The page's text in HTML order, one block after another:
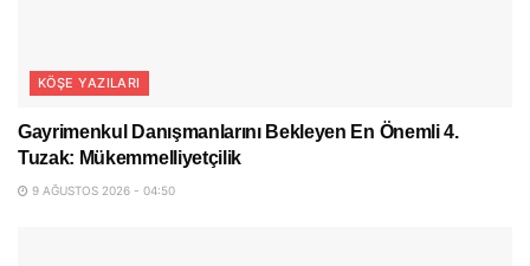
KÖŞE YAZILARI
Gayrimenkul Danışmanlarını Bekleyen En Önemli 4.
Tuzak: Mükemmelliyetçilik
9 AĞUSTOS 2026 - 04:50